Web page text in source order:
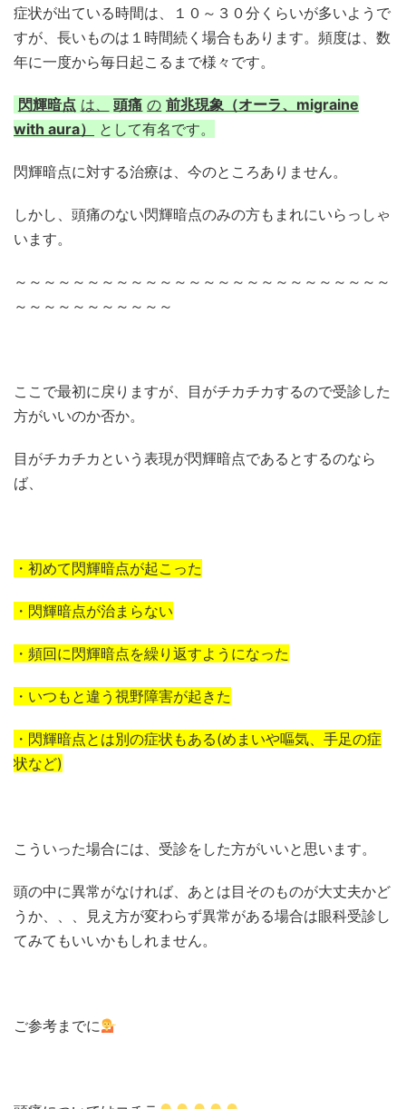
症状が出ている時間は、１０～３０分くらいが多いようで
すが、長いものは１時間続く場合もあります。頻度は、数
年に一度から毎日起こるまで様々です。
閃輝暗点 は、 頭痛 の 前兆現象（オーラ、migraine
with aura）
として有名です。
閃輝暗点に対する治療は、今のところありません。
しかし、頭痛のない閃輝暗点のみの方もまれにいらっしゃ
います。
～～～～～～～～～～～～～～～～～～～～～～～～～～
～～～～～～～～～～～
ここで最初に戻りますが、目がチカチカするので受診した
方がいいのか否か。
目がチカチカという表現が閃輝暗点であるとするのなら
ば、
・初めて閃輝暗点が起こった
・閃輝暗点が治まらない
・頻回に閃輝暗点を繰り返すようになった
・いつもと違う視野障害が起きた
・閃輝暗点とは別の症状もある(めまいや嘔気、手足の症
状など)
こういった場合には、受診をした方がいいと思います。
頭の中に異常がなければ、あとは目そのものが大丈夫かど
うか、、、見え方が変わらず異常がある場合は眼科受診し
てみてもいいかもしれません。
ご参考までに